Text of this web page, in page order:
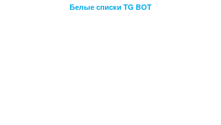
Белые списки TG BOT